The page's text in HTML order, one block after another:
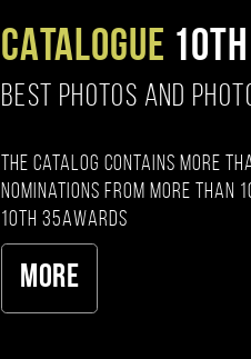
CATALOGUE
BEST PHOTOS AND
The catalog contains more
nominations from more than
10th 35AWARDS
More